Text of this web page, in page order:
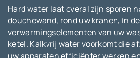
Hard water laat overal zijn sporen
douchewand, rond uw kranen, in de
verwarmingselementen van uw
ketel. Kalkvrij water voorkomt die
uw apparaten efficiënter werken